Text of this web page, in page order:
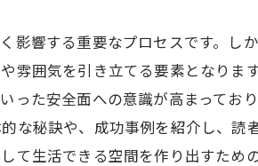
影響する重要なプロセスです。
雰囲気を引き立てる要素となり
った安全面への意識が高まって
な秘訣や、成功事例を紹介し、
て生活できる空間を作り出すため